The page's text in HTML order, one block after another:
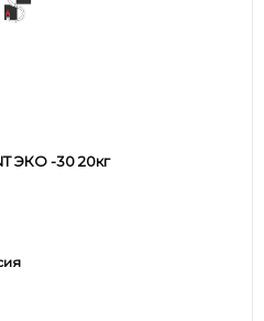
ЭКО -30 20кг